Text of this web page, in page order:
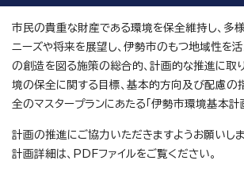
市民の貴重な財産である環境を保全維持し、多
ニーズや将来を展望し、伊勢市のもつ地域性を
の創造を図る施策の総合的、計画的な推進に取
境の保全に関する目標、基本的方向及び配慮の
全のマスタープランにあたる「伊勢市環境基本計
計画の推進にご協力いただきますようお願いしま
計画詳細は、PDFファイルをご覧ください。